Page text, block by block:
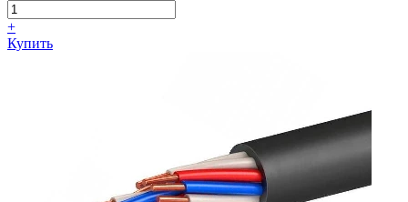
+
Купить